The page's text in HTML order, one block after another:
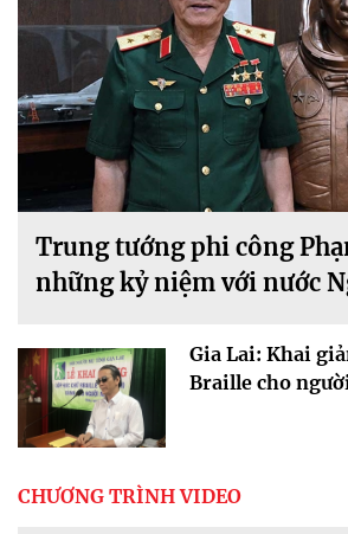
Trung tướng phi công
những kỷ niệm với nước
Gia Lai: Khai
Braille cho
CHƯƠNG TRÌNH VIDEO